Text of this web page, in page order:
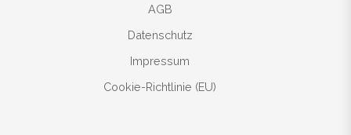
AGB
Datenschutz
Impressum
Cookie-Richtlinie (EU)